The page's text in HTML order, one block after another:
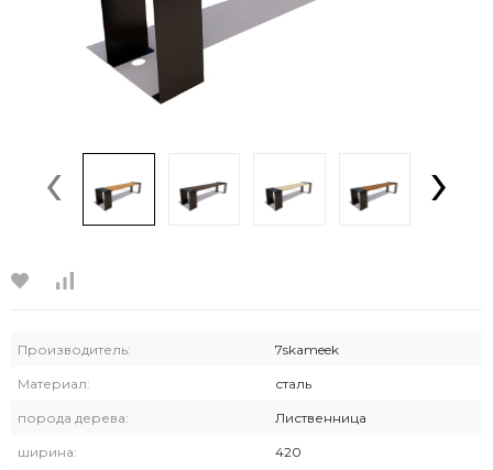
‹ ›
Производитель: 7skameek
Материал: сталь
порода дерева: Лиственница
ширина: 420